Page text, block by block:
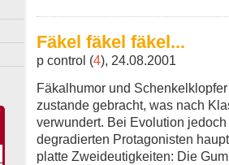
Fäkel fäkel fäkel...
p control (4), 24.08.2001
Fäkalhumor und
zustande gebracht, was nach
verwundert. Bei Evolution
degradierten Protagonisten
platte Zweideutigkeiten: Die